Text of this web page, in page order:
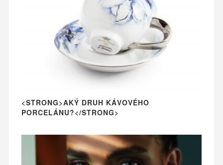
<STRONG>AKÝ DRUH KÁVOVÉHO
PORCELÁNU?</STRONG>